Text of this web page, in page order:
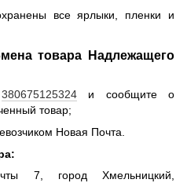
все ярлыки, пленки и
товара Надлежащего
380675125324 и сообщите о
товар;
Новая Почта.
7, город Хмельницкий,